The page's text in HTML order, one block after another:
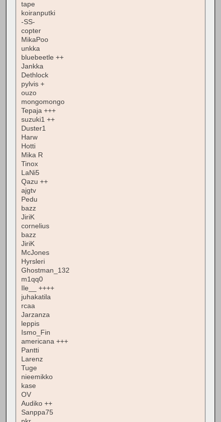
tape
koiranputki
-SS-
copter
MikaPoo
unkka
bluebeetle ++
Jankka
Dethlock
pylvis +
ouzo
mongomongo
Tepaja +++
suzuki1 ++
Duster1
Harw
Hotti
Mika R
Tinox
LaNi5
Qazu ++
ajgtv
Pedu
bazz
JiriK
cornelius
bazz
JiriK
McJones
Hyrsleri
Ghostman_132
m1qq0
Ile__ ++++
juhakatila
rcaa
Jarzanza
leppis
Ismo_Fin
americana +++
Pantti
Larenz
Tuge
nieemikko
kase
OV
Audiko ++
Sanppa75